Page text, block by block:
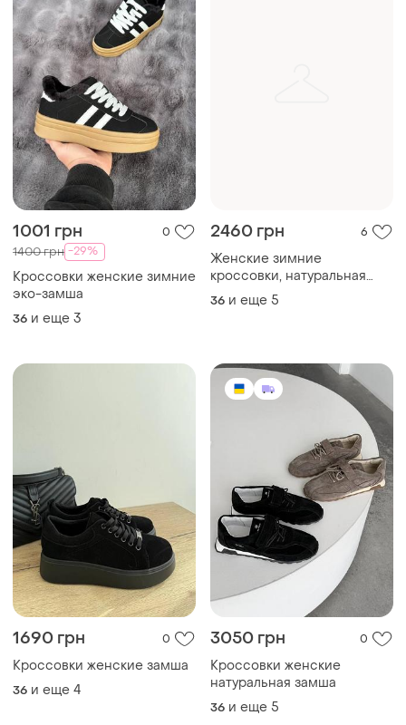
1001 грн 0
1400 грн -29%
Кроссовки женские зимние
эко-замша
36 и еще 3
2460 грн 6
Женские зимние
кроссовки, натуральная
кожа/замша
36 и еще 5
1690 грн 0
Кроссовки женские замша
36 и еще 4
3050 грн 0
Кроссовки женские
натуральная замша
36 и еще 5